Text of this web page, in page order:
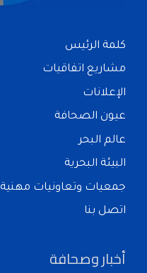
كلمة الرئيس
مشاريع اتفاقيات
الإعلانات
عيون الصحافة
عالم البحر
البيئة البحرية
جمعيات وتعاونيات مهنية
اتصل بنا
أخبار وصحافة